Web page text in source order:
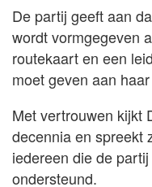
De partij geeft aan
wordt vormgegeven
routekaart en een
moet geven aan
Met vertrouwen kijkt
decennia en spreekt
iedereen die de
ondersteund.